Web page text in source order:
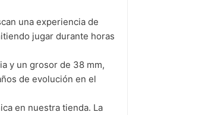
una experiencia de
jugar durante horas
y un grosor de 38 mm,
de evolución en el
en nuestra tienda. La